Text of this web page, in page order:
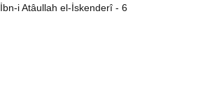
İbn-i Atâullah el-İskenderî - 6